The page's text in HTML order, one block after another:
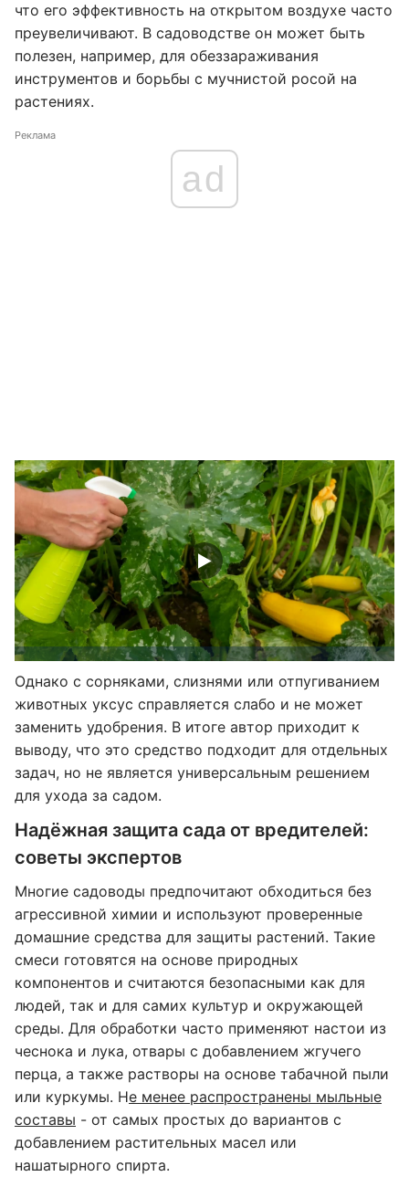
что его эффективность на открытом воздухе часто
преувеличивают. В садоводстве он может быть
полезен, например, для обеззараживания
инструментов и борьбы с мучнистой росой на
растениях.
Реклама
ad
Однако с сорняками, слизнями или отпугиванием
животных уксус справляется слабо и не может
заменить удобрения. В итоге автор приходит к
выводу, что это средство подходит для отдельных
задач, но не является универсальным решением
для ухода за садом.
Надёжная защита сада от вредителей:
советы экспертов
Многие садоводы предпочитают обходиться без
агрессивной химии и используют проверенные
домашние средства для защиты растений. Такие
смеси готовятся на основе природных
компонентов и считаются безопасными как для
людей, так и для самих культур и окружающей
среды. Для обработки часто применяют настои из
чеснока и лука, отвары с добавлением жгучего
перца, а также растворы на основе табачной пыли
или куркумы. Не менее распространены мыльные
составы - от самых простых до вариантов с
добавлением растительных масел или
нашатырного спирта.